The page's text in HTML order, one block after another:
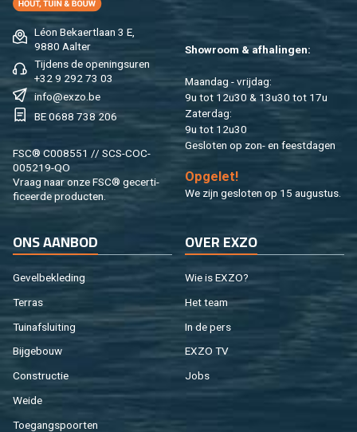
Léon Be­kaert­laan 3 E,
9880 Aal­ter
Tij­dens de ope­nings­uren
+32 9 292 73 03
info@​exzo.​be
BE 0688 738 206
FSC® C008551 // SCS-COC-
005219-QO
Vraag naar onze FSC® ge­cer­ti­
fi­ceer­de pro­duc­ten.
Show­room & af­ha­lin­gen:
Maan­dag - vrij­dag:
9u tot 12u30 & 13u30 tot 17u
Za­ter­dag:
9u tot 12u30
Ge­slo­ten op zon- en feest­da­gen
Op­ge­let!
We zijn ge­slo­ten op 15 au­gus­tus.
ONS AAN­BOD
Ge­vel­be­kle­ding
Ter­ras
Tuin­af­slui­ting
Bij­ge­bouw
Con­struc­tie
Weide
Toe­gangs­poor­ten
OVER EXZO
Wie is EXZO?
Het team
In de pers
EXZO TV
Jobs